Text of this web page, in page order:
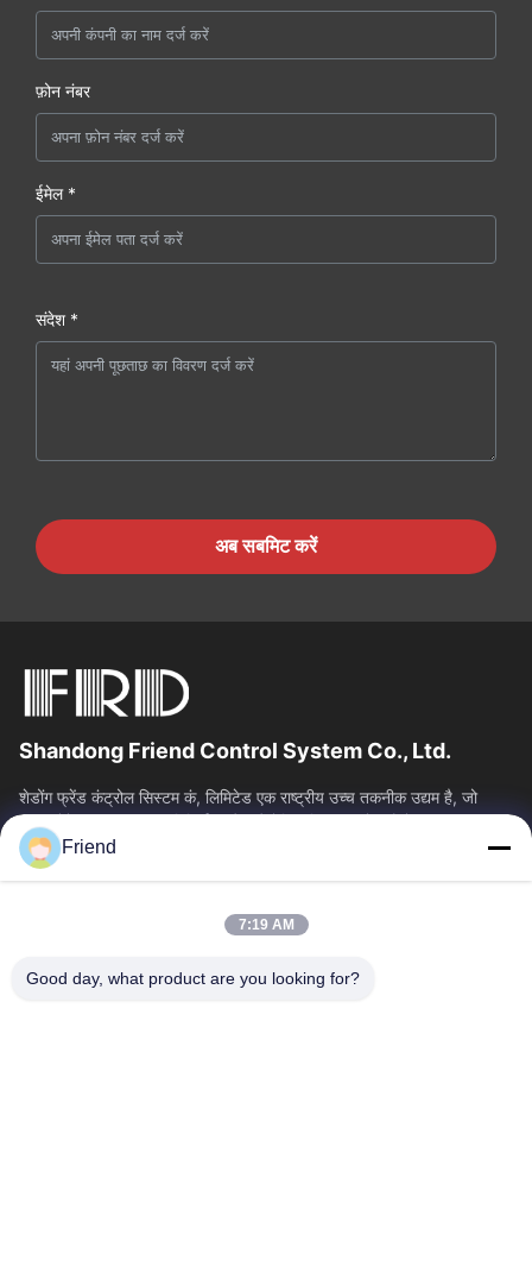
फ़ोन नंबर
ईमेल *
संदेश *
अब सबमिट करें
Shandong Friend Control System Co., Ltd.
शेडोंग फ्रेंड कंट्रोल सिस्टम कं, लिमिटेड एक राष्ट्रीय उच्च तकनीक उद्यम है, जो
इंस्ट्रूमेंटेशन आर एंड डी, विनिर्माण और औद्योगिक नियंत्रण सेवाओं में...
त्वरित लिंक
हमारे बारे में
फैक्टरी यात्रा
गुणवत्ता नियंत्रण
Friend
7:19 AM
Good day, what product are you looking for?